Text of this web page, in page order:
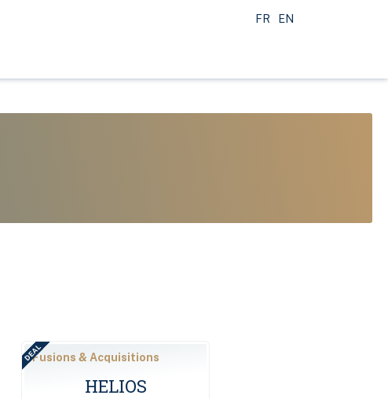
EN
FR
Fusions & Acquisitions
HELIOS
DEAL